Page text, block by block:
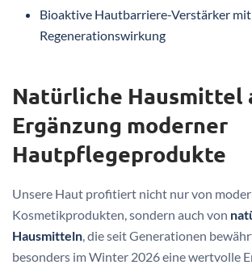
Bioaktive Hautbarriere-Verstärker
Regenerationswirkung
Natürliche Hausmittel
Ergänzung moderner
Hautpflegeprodukte
Unsere Haut profitiert nicht nur von
Kosmetikprodukten, sondern auch von
Hausmitteln, die seit Generationen
besonders im Winter 2026 eine wertvolle